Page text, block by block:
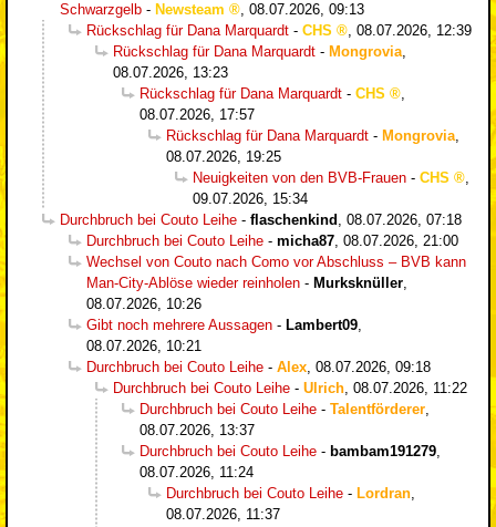
Schwarzgelb - Newsteam , 08.07.2026, 09:13
Rückschlag für Dana Marquardt - CHS , 08.07.2026, 12:39
Rückschlag für Dana Marquardt - Mongrovia,
08.07.2026, 13:23
Rückschlag für Dana Marquardt - CHS
,
08.07.2026, 17:57
Rückschlag für Dana Marquardt - Mongrovia,
08.07.2026, 19:25
Neuigkeiten von den BVB-Frauen - CHS
,
09.07.2026, 15:34
Durchbruch bei Couto Leihe - flaschenkind , 08.07.2026, 07:18
Durchbruch bei Couto Leihe - micha87, 08.07.2026, 21:00
Wechsel von Couto nach Como vor Abschluss – BVB kann
Man-City-Ablöse wieder reinholen - Murksknüller,
08.07.2026, 10:26
Gibt noch mehrere Aussagen - Lambert09,
08.07.2026, 10:21
Durchbruch bei Couto Leihe - Alex, 08.07.2026, 09:18
Durchbruch bei Couto Leihe - Ulrich, 08.07.2026, 11:22
Durchbruch bei Couto Leihe - Talentförderer,
08.07.2026, 13:37
Durchbruch bei Couto Leihe - bambam191279,
08.07.2026, 11:24
Durchbruch bei Couto Leihe - Lordran,
08.07.2026, 11:37